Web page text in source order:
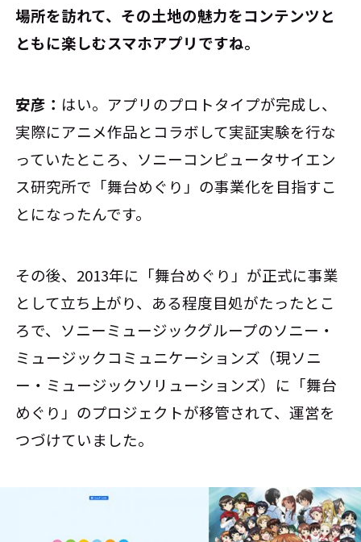
場所を訪れて、その土地の魅力をコンテンツと
ともに楽しむスマホアプリですね。
安彦： はい。アプリのプロトタイプが完成し、
実際にアニメ作品とコラボして実証実験を行な
っていたところ、ソニーコンピュータサイエン
ス研究所で「舞台めぐり」の事業化を目指すこ
とになったんです。
その後、2013年に「舞台めぐり」が正式に事業
として立ち上がり、ある程度目処がたったとこ
ろで、ソニーミュージックグループのソニー・
ミュージックコミュニケーションズ（現ソニ
ー・ミュージックソリューションズ）に「舞台
めぐり」のプロジェクトが移管されて、運営を
つづけていました。